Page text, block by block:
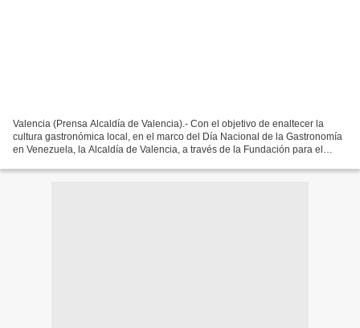
Valencia (Prensa Alcaldía de Valencia).- Con el objetivo de enaltecer la
cultura gastronómica local, en el marco del Día Nacional de la Gastronomía
en Venezuela, la Alcaldía de Valencia, a través de la Fundación para el